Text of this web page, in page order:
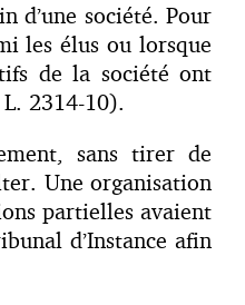
d’une société. Pour
les élus ou lorsque
de la société ont
2314-10).
sans tirer de
Une organisation
partielles avaient
d’Instance afin